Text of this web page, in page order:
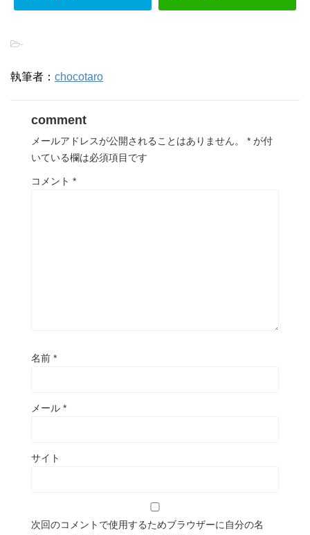
-
執筆者： chocotaro
comment
メールアドレスが公開されることはありません。 * が付
いている欄は必須項目です
コメント *
名前 *
メール *
サイト
次回のコメントで使用するためブラウザーに自分の名